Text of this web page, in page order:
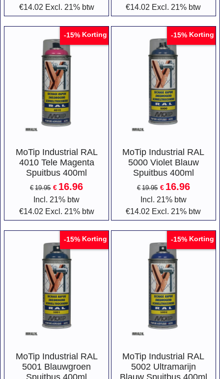
€14.02 Excl. 21% btw
€14.02 Excl. 21% btw
-15% Korting
MoTip Industrial RAL
4010 Tele Magenta
Spuitbus 400ml
€ 19.95 € 16.96
Incl. 21% btw
€14.02 Excl. 21% btw
-15% Korting
MoTip Industrial RAL
5000 Violet Blauw
Spuitbus 400ml
€ 19.95 € 16.96
Incl. 21% btw
€14.02 Excl. 21% btw
-15% Korting
MoTip Industrial RAL
5001 Blauwgroen
Spuitbus 400ml
-15% Korting
MoTip Industrial RAL
5002 Ultramarijn
Blauw Spuitbus 400ml